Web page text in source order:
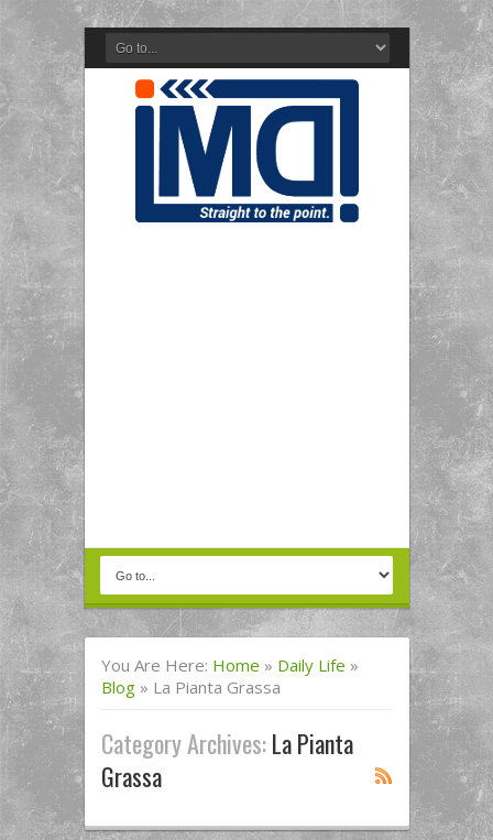
You Are Here: Home » Daily Life »
Blog » La Pianta Grassa
Category Archives:La Pianta
Grassa